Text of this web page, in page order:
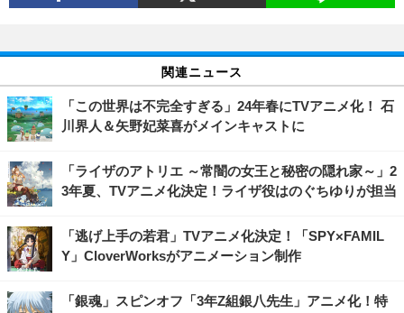
関連ニュース
「この世界は不完全すぎる」24年春にTVアニメ化！ 石
川界人＆矢野妃菜喜がメインキャストに
「ライザのアトリエ ～常闇の女王と秘密の隠れ家～」2
3年夏、TVアニメ化決定！ライザ役はのぐちゆりが担当
「逃げ上手の若君」TVアニメ化決定！「SPY×FAMIL
Y」CloverWorksがアニメーション制作
「銀魂」スピンオフ「3年Z組銀八先生」アニメ化！特